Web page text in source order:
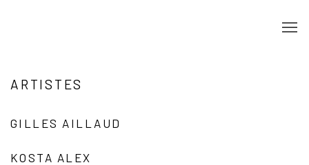
ARTISTES
GILLES AILLAUD
KOSTA ALEX